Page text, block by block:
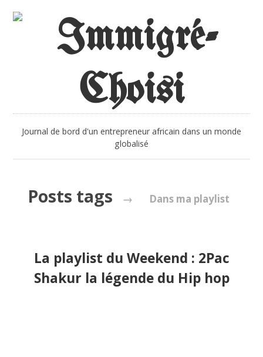
Journal de bord d'un entrepreneur africain dans un monde
globalisé
Posts tags → Dans ma playlist
La playlist du Weekend : 2Pac
Shakur la légende du Hip hop